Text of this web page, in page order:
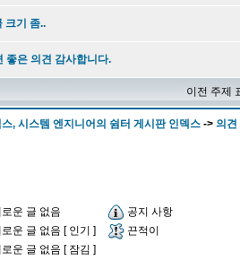
크기 좀..
좋은 의견 감사합니다.
이전 주제
, 시스템 엔지니어의 쉼터 게시판 인덱스 -> 의견
운 글 없음
공지 사항
운 글 없음 [ 인기 ]
끈적이
운 글 없음 [ 잠김 ]